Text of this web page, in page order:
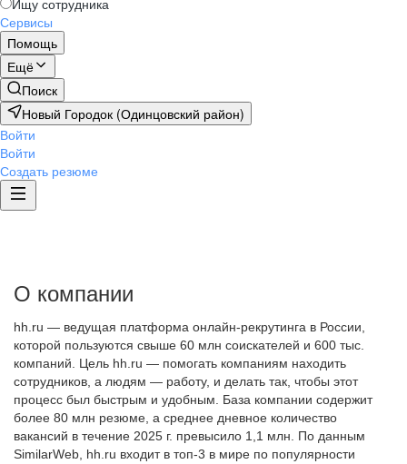
Ищу сотрудника
Сервисы
Помощь
Ещё
Поиск
Новый Городок (Одинцовский район)
Войти
Войти
Создать резюме
О компании
hh.ru — ведущая платформа онлайн-рекрутинга в России,
которой пользуются свыше 60 млн соискателей и 600 тыс.
компаний. Цель hh.ru — помогать компаниям находить
сотрудников, а людям — работу, и делать так, чтобы этот
процесс был быстрым и удобным. База компании содержит
более 80 млн резюме, а среднее дневное количество
вакансий в течение 2025 г. превысило 1,1 млн. По данным
SimilarWeb, hh.ru входит в топ-3 в мире по популярности